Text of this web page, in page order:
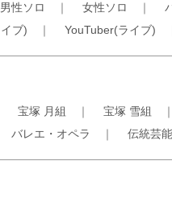
男性ソロ ｜ 女性ソロ ｜
ブ) ｜ YouTuber(ライブ)
宝塚 月組 ｜ 宝塚 雪組
バレエ・オペラ ｜ 伝統芸能